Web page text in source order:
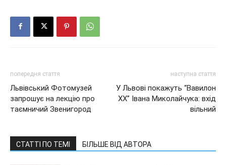
попередня стаття
Львівський Фотомузей
запрошує на лекцію про
таємничий Звенигород
наступна стаття
У Львові покажуть “Вавилон
ХХ” Івана Миколайчука: вхід
вільний
СТАТТІ ПО ТЕМІ БІЛЬШЕ ВІД АВТОРА